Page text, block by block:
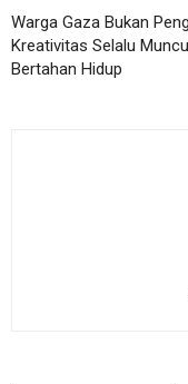
Warga Gaza Bukan
Kreativitas Selalu
Bertahan Hidup